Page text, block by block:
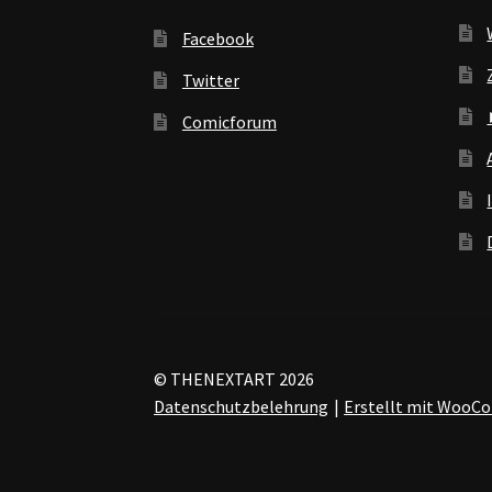
Facebook
Twitter
Comicforum
© THENEXTART 2026
Datenschutzbelehrung
Erstellt mit